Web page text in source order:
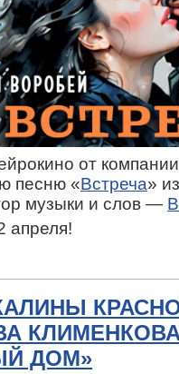
от
песню «Встреча»
музыки и слов —
апреля!
ДОМ»